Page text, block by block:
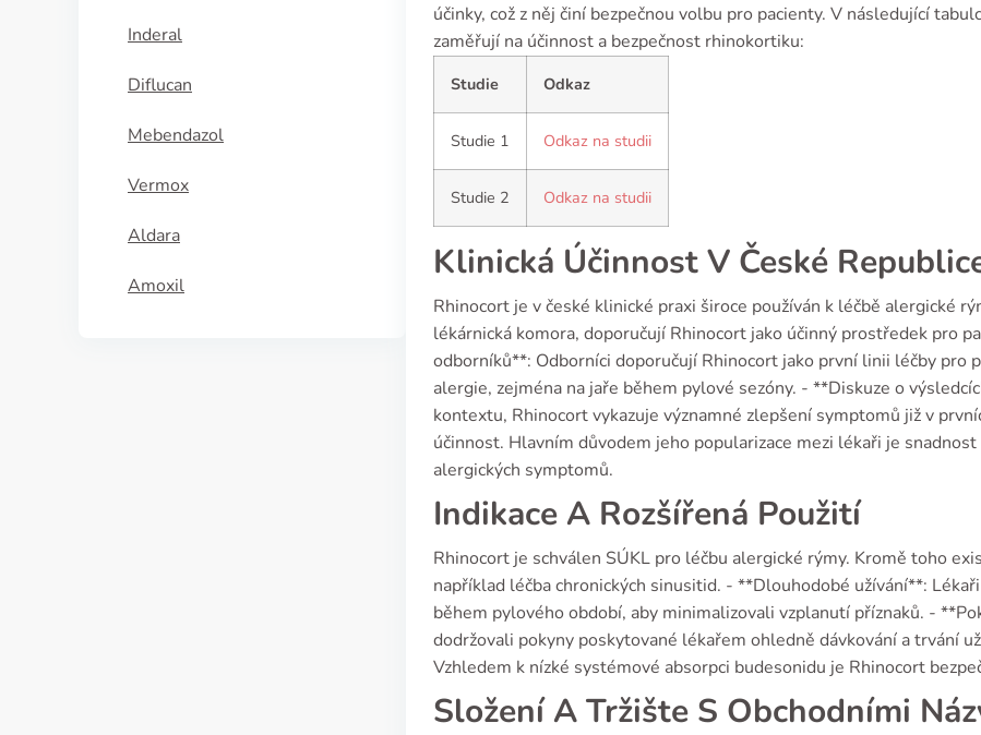
Inderal
Diflucan
Mebendazol
Vermox
Aldara
Amoxil
účinky, což z něj činí bezpečnou volbu pro pacienty. V následující
zaměřují na účinnost a bezpečnost rhinokortiku:
Studie Odkaz
Studie 1 Odkaz na studii
Studie 2 Odkaz na studii
Klinická Účinnost V České
Rhinocort je v české klinické praxi široce používán k léčbě alergické
lékárnická komora, doporučují Rhinocort jako účinný prostředek pro
odborníků**: Odborníci doporučují Rhinocort jako první linii léčby pro
alergie, zejména na jaře během pylové sezóny. - **Diskuze o
kontextu, Rhinocort vykazuje významné zlepšení symptomů již v
účinnost. Hlavním důvodem jeho popularizace mezi lékaři je
alergických symptomů.
Indikace A Rozšířená Použití
Rhinocort je schválen SÚKL pro léčbu alergické rýmy. Kromě toho
například léčba chronických sinusitid. - **Dlouhodobé užívání**:
během pylového období, aby minimalizovali vzplanutí příznaků. -
dodržovali pokyny poskytované lékařem ohledně dávkování a trvání
Vzhledem k nízké systémové absorpci budesonidu je Rhinocort
Složení A Tržište S Obchodními